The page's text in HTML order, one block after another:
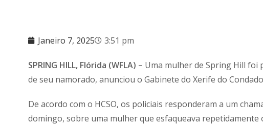
Janeiro 7, 2025 3:51 pm
SPRING HILL, Flórida (WFLA) – Uma mulher de Spring Hill foi
de seu namorado, anunciou o Gabinete do Xerife do
De acordo com o HCSO, os policiais responderam a um
domingo, sobre uma mulher que esfaqueava repetidamente